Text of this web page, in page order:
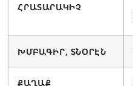
ՀՐԱՏԱՐԱԿԻՉ
ԽՄԲԱԳԻՐ, ՏՆՕՐԷՆ
ՔԱՂԱՔ